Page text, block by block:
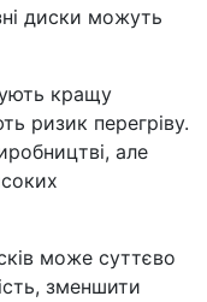
диски можуть
кращу
ризик перегріву.
але
може суттєво
зменшити